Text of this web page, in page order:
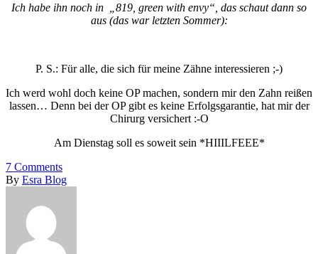
Ich habe ihn noch in „819, green with envy“, das schaut dann so
aus (das war letzten Sommer):
P. S.: Für alle, die sich für meine Zähne interessieren ;-)
Ich werd wohl doch keine OP machen, sondern mir den Zahn reißen
lassen… Denn bei der OP gibt es keine Erfolgsgarantie, hat mir der
Chirurg versichert :-O
Am Dienstag soll es soweit sein *HIIILFEEE*
7 Comments
By Esra Blog